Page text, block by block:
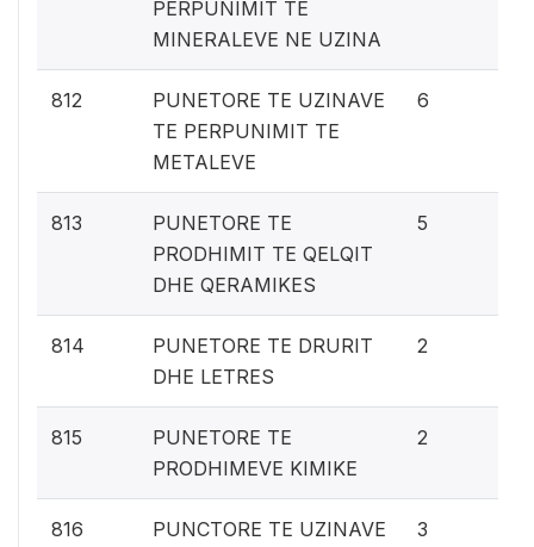
PERPUNIMIT TE
MINERALEVE NE UZINA
812
PUNETORE TE UZINAVE
TE PERPUNIMIT TE
METALEVE
6
813
PUNETORE TE
PRODHIMIT TE QELQIT
DHE QERAMIKES
5
814
PUNETORE TE DRURIT
DHE LETRES
2
815
PUNETORE TE
PRODHIMEVE KIMIKE
2
816
PUNCTORE TE UZINAVE
3